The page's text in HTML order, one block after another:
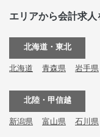
エリアから会計求人
北海道・東北
北海道 青森県 岩手県
北陸・甲信越
新潟県 富山県 石川県